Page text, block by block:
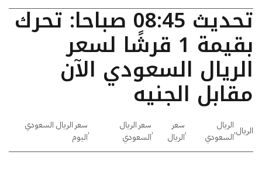
تحديث 08:45 صباحا: تحرك
بقيمة 1 قرشًا لسعر
الريال السعودي الآن
مقابل الجنيه
الريال,الريال
السعودي
,سعر
الريال
,سعر الريال
السعودي
,سعر الريال السعودي
اليوم